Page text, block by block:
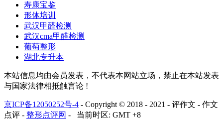
寿康宝鉴
形体培训
武汉甲醛检测
武汉cma甲醛检测
葡萄整形
湖北专升本
本站信息均由会员发表，不代表本网站立场，禁止在本站发表
与国家法律相抵触言论 !
京ICP备12050252号-4 - Copyright © 2018 - 2021 - 评作文 - 作文
点评 - 整形点评网 - 当前时区: GMT +8